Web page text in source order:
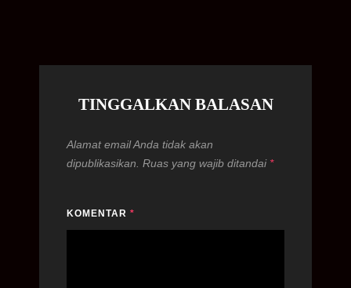
TINGGALKAN BALASAN
Alamat email Anda tidak akan
dipublikasikan. Ruas yang wajib ditandai *
KOMENTAR *